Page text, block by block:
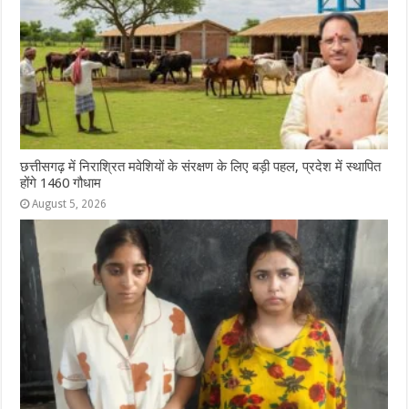
छत्तीसगढ़ में निराश्रित मवेशियों के संरक्षण के लिए बड़ी पहल, प्रदेश में स्थापित
होंगे 1460 गौधाम
August 5, 2026